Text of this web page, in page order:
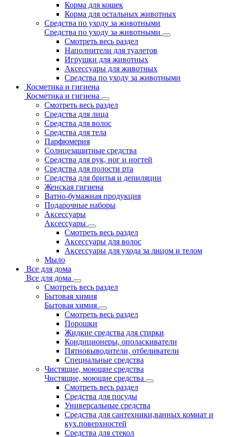
Корма для кошек
Корма для остальных животных
Средства по уходу за животными
Средства по уходу за животными
Смотреть весь раздел
Наполнители для туалетов
Игрушки для животных
Аксессуары для животных
Средства по уходу за животными
Косметика и гигиена
Косметика и гигиена
Смотреть весь раздел
Средства для лица
Средства для волос
Средства для тела
Парфюмерия
Солнцезащитные средства
Средства для рук, ног и ногтей
Средства для полости рта
Средства для бритья и депиляции
Женская гигиена
Ватно-бумажная продукция
Подарочные наборы
Аксессуары
Аксессуары
Смотреть весь раздел
Аксессуары для волос
Аксессуары для ухода за лицом и телом
Мыло
Все для дома
Все для дома
Смотреть весь раздел
Бытовая химия
Бытовая химия
Смотреть весь раздел
Порошки
Жидкие средства для стирки
Кондиционеры, ополаскиватели
Пятновыводители, отбеливатели
Специальные средства
Чистящие, моющие средства
Чистящие, моющие средства
Смотреть весь раздел
Средства для посуды
Универсальные средства
Средства для сантехники,ванных комнат и
кух.поверхностей
Средства для стекол